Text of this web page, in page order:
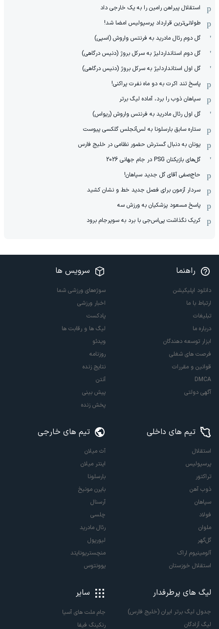
استقلال پیراهن رامین را به یک خارجی داد
طولانی‌ترین قرارداد پرسپولیس امضا شد!
گل دوم رئال مادرید به فرنتس واروش (اسپی)
گل دوم استانداردلیژ به سرکل بروژ (دنیس درگاهی)
گل اول استانداردلیژ به سرکل بروژ (دنیس درگاهی)
پاسخ تند اکرت به دو ماه نفرت پراکنی!
سپاهان ذوب را برد، آماده لیگ برتر
گل اول رئال مادرید به فرنتس واروش (ریواس)
ستاره سابق بارسلونا به لس‌آنجلس گلکسی پیوست
یونان به دنبال گسترش حضور نظامی در خلیج فارس
گل‌های بازیکنان PSG در جام جهانی 2026
حاج‌صفی آقای گل جدید سپاهان!
سردار آزمون برای فصل جدید خط و نشان کشید
پاسخ مسعود پزشکیان به ورزش سه
کریک نگذاشت پی‌اس‌جی با برد به سوپرجام برود
راهنما
دانلود اپلیکیشن
ارتباط با ما
تبلیغات
درباره ما
ابزار توسعه دهندگان
فرصت های شغلی
قوانین و مقررات
DMCA
آگهی دولتی
سرویس ها
سوژه‌های ورزشی شما
اخبار ورزشی
پادکست
لیگ ها و رقابت ها
ویدئو
روزنامه
نتایج زنده
آنتن
پیش بینی
پخش زنده
تیم های داخلی
استقلال
پرسپولیس
تراکتور
ذوب آهن
سپاهان
فولاد
ملوان
گل‌گهر
آلومینیوم اراک
استقلال خوزستان
تیم های خارجی
آث میلان
اینتر میلان
بارسلونا
بایرن مونیخ
آرسنال
چلسی
رئال مادرید
لیورپول
منچستریونایتد
یوونتوس
لیگ های پرطرفدار
جدول لیگ برتر ایران (خلیج فارس)
لیگ آزادگان
سایر
جام ملت های آسیا
رنکینگ فیفا